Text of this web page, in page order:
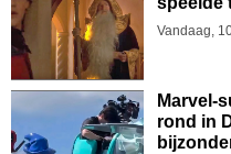
Vandaag,
Marvel-
rond in